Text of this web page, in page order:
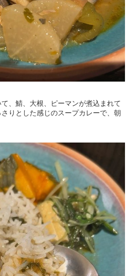
、鯖、大根、ピーマンが煮込まれて
りとした感じのスープカレーで、朝